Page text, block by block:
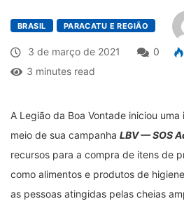
BRASIL PARACATU E REGIÃO
3 de março de 2021 0
3 minutes read
A Legião da Boa Vontade iniciou
meio de sua campanha LBV — SOS
recursos para a compra de itens de
como alimentos e produtos de
as pessoas atingidas pelas cheias